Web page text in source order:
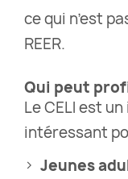
ce qui n’est
REER.
Qui peut
Le CELI est
intéressant
Jeunes